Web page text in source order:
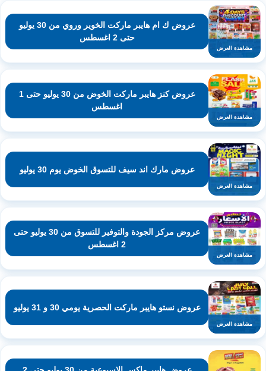
مشاهدة العرض
عروض ك ام هايبر ماركت الخوير وروي من 30 يوليو
حتى 2 اغسطس
مشاهدة العرض
عروض كنز هايبر ماركت الخوض من 30 يوليو حتى 1
اغسطس
مشاهدة العرض
عروض مارك اند سيف للتسوق الخوض يوم 30 يوليو
مشاهدة العرض
عروض مركز الجودة والتوفير للتسوق من 30 يوليو حتى
2 اغسطس
مشاهدة العرض
عروض نستو هايبر ماركت الحصرية يومي 30 و 31 يوليو